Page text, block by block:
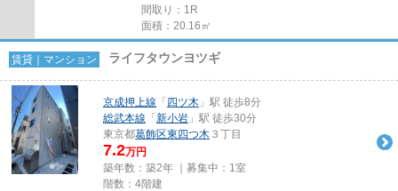
間取り：1R
面積：20.16㎡
賃貸｜マンション ライフタウンヨツギ
京成押上線 「 四ツ木 」駅 徒歩8分
総武本線 「 新小岩 」駅 徒歩30分
東京都葛飾区東四つ木 ３丁目
7.2万円
築年数：築2年 ｜募集中： 1室
階数：4階建